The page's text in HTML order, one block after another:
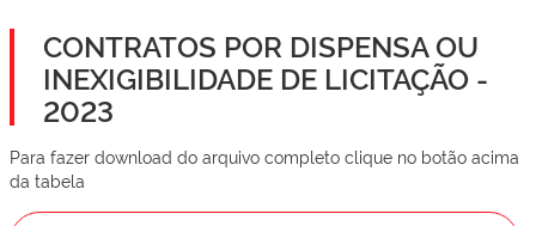
CONTRATOS POR DISPENSA OU
INEXIGIBILIDADE DE LICITAÇÃO -
2023
Para fazer download do arquivo completo clique no botão acima
da tabela